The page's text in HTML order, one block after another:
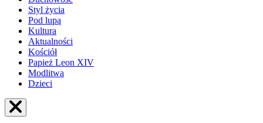
Styl życia
Pod lupą
Kultura
Aktualności
Kościół
Papież Leon XIV
Modlitwa
Dzieci